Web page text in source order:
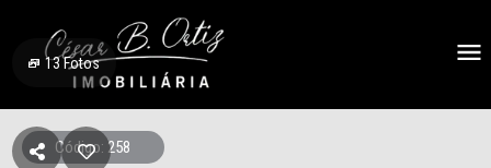
13Fotos
Código: 258